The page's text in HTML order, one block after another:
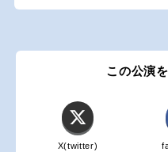
この公演
X(twitter)